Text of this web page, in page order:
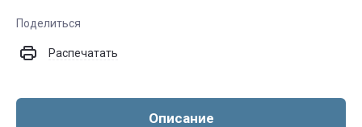
Поделиться
Распечатать
Описание